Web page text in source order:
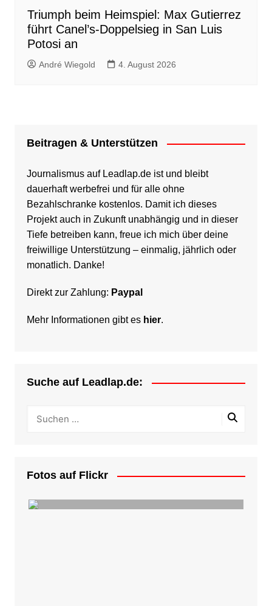
Triumph beim Heimspiel: Max Gutierrez
führt Canel’s-Doppelsieg in San Luis
Potosi an
André Wiegold 4. August 2026
Beitragen & Unterstützen
Journalismus auf Leadlap.de ist und bleibt
dauerhaft werbefrei und für alle ohne
Bezahlschranke kostenlos. Damit ich dieses
Projekt auch in Zukunft unabhängig und in dieser
Tiefe betreiben kann, freue ich mich über deine
freiwillige Unterstützung – einmalig, jährlich oder
monatlich. Danke!
Direkt zur Zahlung: Paypal
Mehr Informationen gibt es hier.
Suche auf Leadlap.de:
Fotos auf Flickr